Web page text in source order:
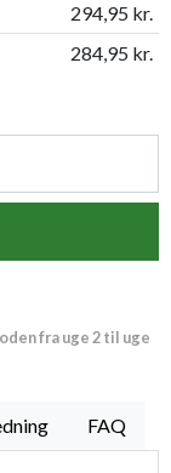
294,95 kr.
284,95 kr.
fra uge 2 til uge
FAQ